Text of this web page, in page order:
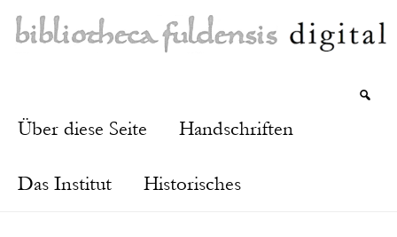
Über diese Seite Handschriften
Das Institut Historisches